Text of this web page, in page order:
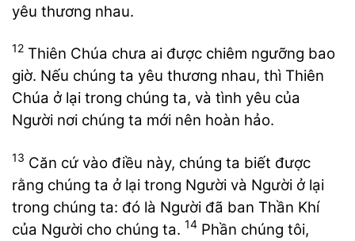
yêu thương nhau.
12 Thiên Chúa chưa ai được chiêm ngưỡng bao
giờ. Nếu chúng ta yêu thương nhau, thì Thiên
Chúa ở lại trong chúng ta, và tình yêu của
Người nơi chúng ta mới nên hoàn hảo.
13 Căn cứ vào điều này, chúng ta biết được
rằng chúng ta ở lại trong Người và Người ở lại
trong chúng ta: đó là Người đã ban Thần Khí
của Người cho chúng ta. 14 Phần chúng tôi,